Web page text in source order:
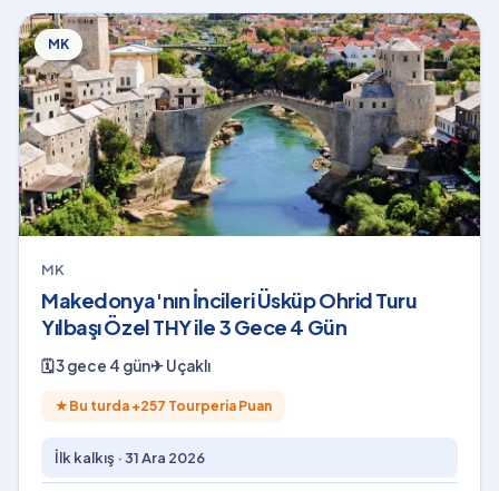
MK
MK
Makedonya'nın İncileri Üsküp Ohrid Turu
Yılbaşı Özel THY ile 3 Gece 4 Gün
🗓3 gece 4 gün✈Uçaklı
★ Bu turda +257 Tourperia Puan
İlk kalkış ·31 Ara 2026